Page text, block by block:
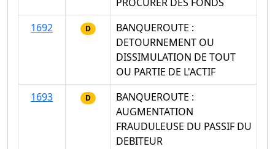
1692
D
BANQUEROUTE :
DETOURNEMENT OU
DISSIMULATION DE TOUT
OU PARTIE DE L'ACTIF
1693
D
BANQUEROUTE :
AUGMENTATION
FRAUDULEUSE DU PASSIF DU
DEBITEUR